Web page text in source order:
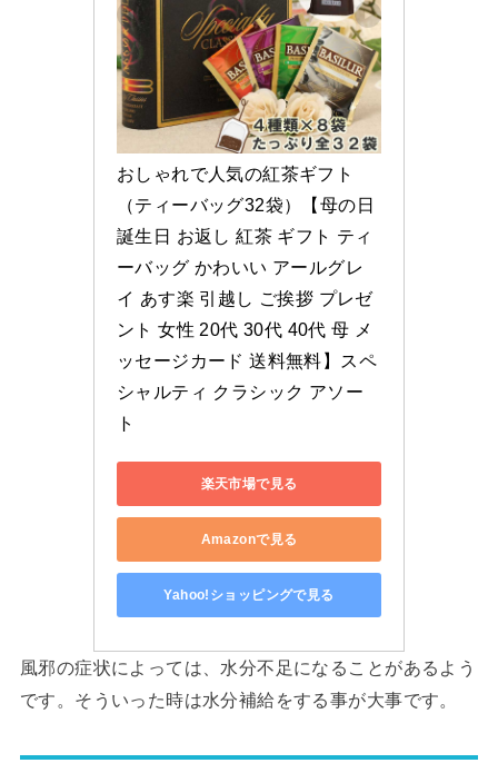
おしゃれで人気の紅茶ギフト
（ティーバッグ32袋）【母の日
誕生日 お返し 紅茶 ギフト ティ
ーバッグ かわいい アールグレ
イ あす楽 引越し ご挨拶 プレゼ
ント 女性 20代 30代 40代 母 メ
ッセージカード 送料無料】スペ
シャルティ クラシック アソー
ト
楽天市場で見る
Amazonで見る
Yahoo!ショッピングで見る
風邪の症状によっては、水分不足になることがあるよう
です。そういった時は水分補給をする事が大事です。